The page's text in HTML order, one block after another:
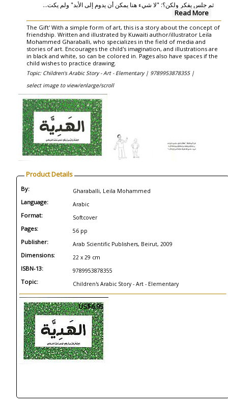
ثم جلس يفكر ولكن؟: "لا شيء هنا يمكن أن يدوم إلى الأبد" ولم يكت...
Read More
The Gift' With a simple form of art, this is a story about the concept of
friendship. Written and illustrated by Kuwaiti author/illustrator Leila
Mohammed Gharaballi, who specializes in the field of media and
stories of art. Encourages the child's imagination, and illustrations are
in black and white, so can be colored in. Pages also have spaces if the
child wishes to practice drawing.
Topic: Children's Arabic Story - Art - Elementary | 9789953878355 |
select image to view/enlarge/scroll
Product Details
By: Gharaballi, Leila Mohammed
Language: Arabic
Format: Softcover
Pages: 56 pp
Publisher: Arab Scientific Publishers, Beirut, 2009
Dimensions: 22 x 29 cm
ISBN-13: 9789953878355
Topic: Children's Arabic Story - Art - Elementary
US$6.95